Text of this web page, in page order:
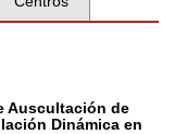
Auscultación de
Dinámica en